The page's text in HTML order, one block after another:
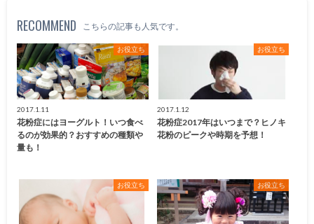
RECOMMEND こちらの記事も人気です。
お役立ち
2017.1.11
花粉症にはヨーグルト！いつ食べ
るのが効果的？おすすめの種類や
量も！
お役立ち
2017.1.12
花粉症2017年はいつまで？ヒノキ
花粉のピークや時期を予想！
お役立ち お役立ち